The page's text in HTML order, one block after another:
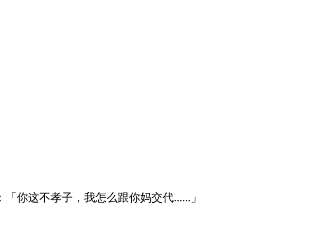
你这不孝子，我怎么跟你妈交代......」